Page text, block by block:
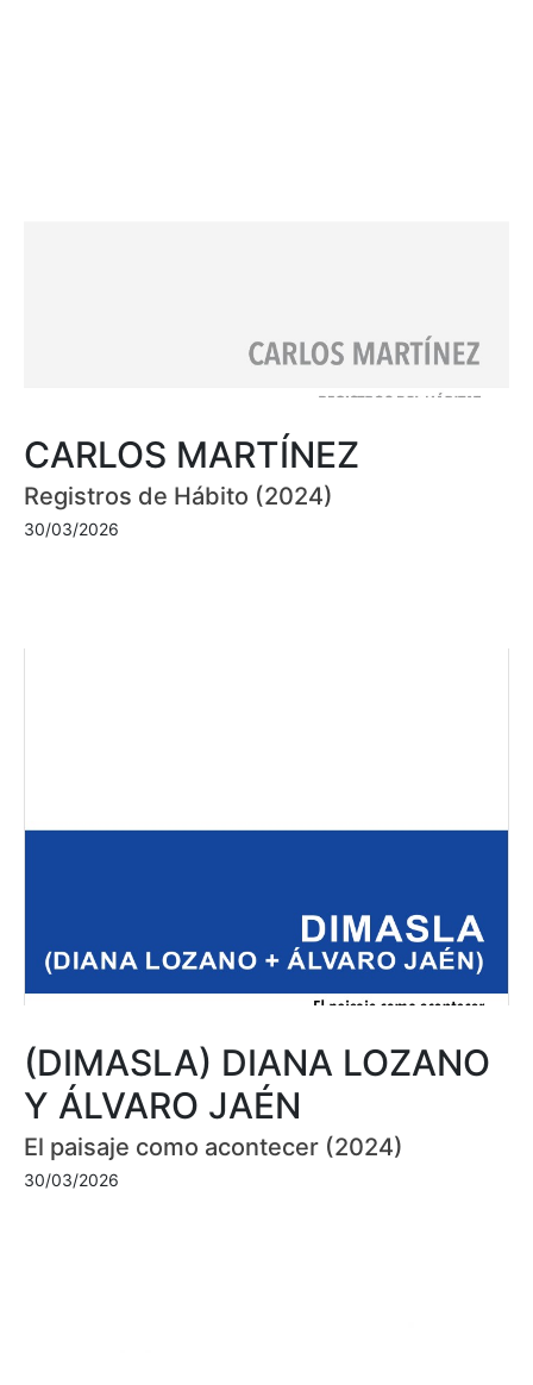
CARLOS MARTÍNEZ
Registros de Hábito (2024)
30/03/2026
(DIMASLA) DIANA LOZANO
Y ÁLVARO JAÉN
El paisaje como acontecer (2024)
30/03/2026